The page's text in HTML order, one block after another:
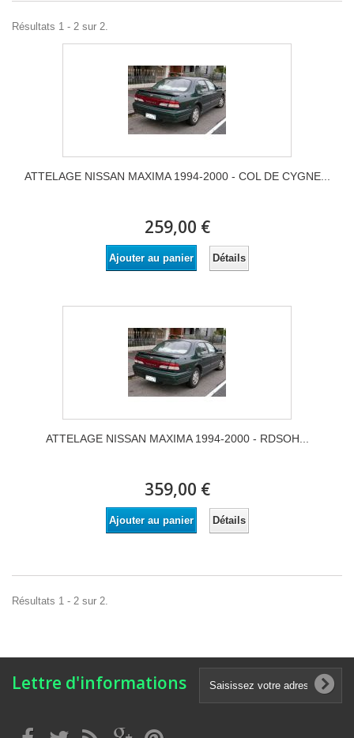
Résultats 1 - 2 sur 2.
ATTELAGE NISSAN MAXIMA 1994-2000 - COL DE CYGNE...
259,00 €
Ajouter au panier Détails
ATTELAGE NISSAN MAXIMA 1994-2000 - RDSOH...
359,00 €
Ajouter au panier Détails
Résultats 1 - 2 sur 2.
Lettre d'informations